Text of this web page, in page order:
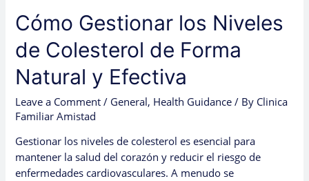
Cómo Gestionar los Niveles
de Colesterol de Forma
Natural y Efectiva
Leave a Comment / General, Health Guidance / By Clinica
Familiar Amistad
Gestionar los niveles de colesterol es esencial para
mantener la salud del corazón y reducir el riesgo de
enfermedades cardiovasculares. A menudo se